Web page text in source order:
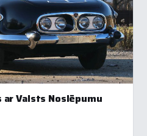
Valsts Noslēpumu